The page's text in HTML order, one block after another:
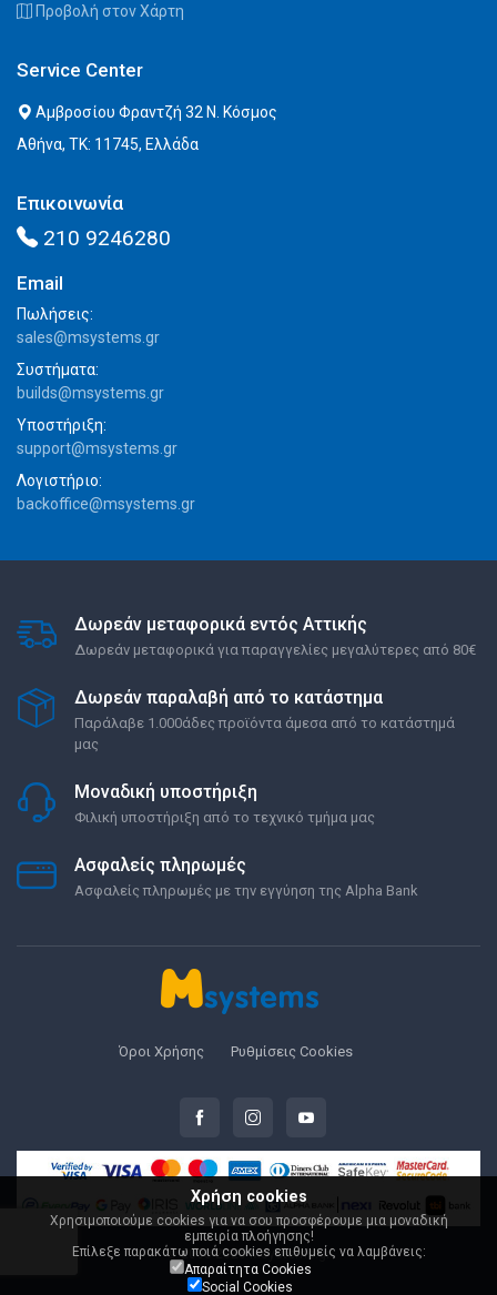
Προβολή στον Χάρτη
Service Center
Αμβροσίου Φραντζή 32 Ν. Κόσμος
Αθήνα, ΤΚ: 11745, Ελλάδα
Επικοινωνία
210 9246280
Email
Πωλήσεις:
sales@msystems.gr
Συστήματα:
builds@msystems.gr
Υποστήριξη:
support@msystems.gr
Λογιστήριο:
backoffice@msystems.gr
Δωρεάν μεταφορικά εντός Αττικής
Δωρεάν μεταφορικά για παραγγελίες μεγαλύτερες από 80€
Δωρεάν παραλαβή από το κατάστημα
Παράλαβε 1.000άδες προϊόντα άμεσα από το κατάστημά
μας
Μοναδική υποστήριξη
Φιλική υποστήριξη από το τεχνικό τμήμα μας
Ασφαλείς πληρωμές
Ασφαλείς πληρωμές με την εγγύηση της Alpha Bank
Όροι Χρήσης Ρυθμίσεις Cookies
© 2000-2026 Msystems.gr
Χρήση cookies
Χρησιμοποιούμε cookies για να σου προσφέρουμε μια μοναδική
εμπειρία πλοήγησης!
Επίλεξε παρακάτω ποιά cookies επιθυμείς να λαμβάνεις:
Απαραίτητα Cookies
Social Cookies